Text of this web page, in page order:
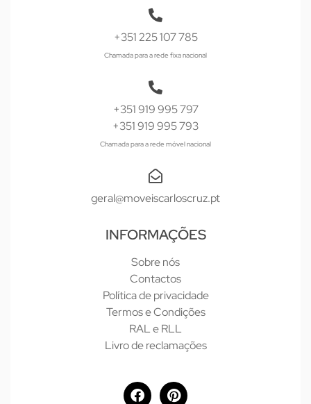
+351 225 107 785
Chamada para a rede fixa nacional
+351 919 995 797
+351 919 995 793
Chamada para a rede móvel nacional
geral@moveiscarloscruz.pt
INFORMAÇÕES
Sobre nós
Contactos
Política de privacidade
Termos e Condições
RAL e RLL
Livro de reclamações